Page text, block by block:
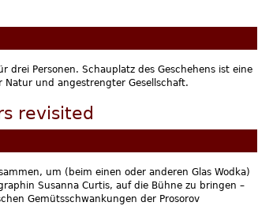
drei Personen. Schauplatz des Geschehens ist eine
und angestrengter Gesellschaft.
revisited
um (beim einen oder anderen Glas Wodka)
Susanna Curtis, auf die Bühne zu bringen –
Gemütsschwankungen der Prosorov